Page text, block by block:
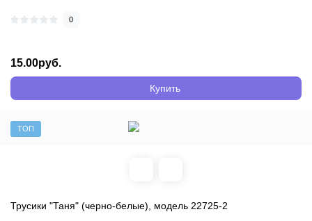
0
15.00руб.
Купить
ТОП
Трусики "Таня" (черно-белые), модель 22725-2